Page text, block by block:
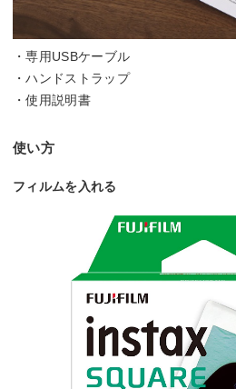
・専用USBケーブル
・ハンドストラップ
・使用説明書
使い方
フィルムを入れる